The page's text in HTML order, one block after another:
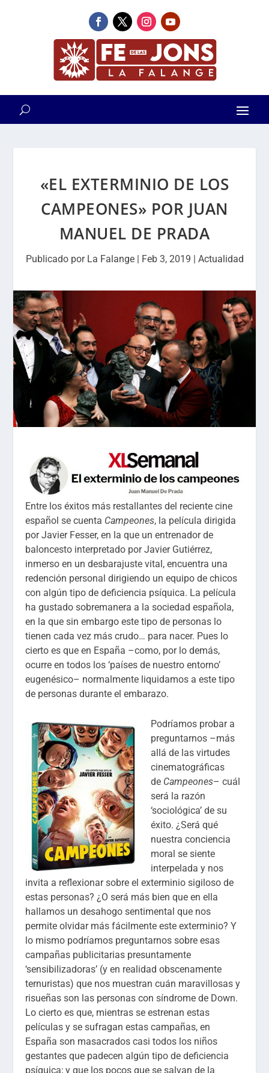
«EL EXTERMINIO DE LOS
CAMPEONES» POR JUAN
MANUEL DE PRADA
Publicado por La Falange| Feb 3, 2019 | Actualidad
Entre los éxitos más restallantes del reciente cine
español se cuenta Campeones, la película dirigida
por Javier Fesser, en la que un entrenador de
baloncesto interpretado por Javier Gutiérrez,
inmerso en un desbarajuste vital, encuentra una
redención personal dirigiendo un equipo de chicos
con algún tipo de deficiencia psíquica. La película
ha gustado sobremanera a la sociedad española,
en la que sin embargo este tipo de personas lo
tienen cada vez más crudo… para nacer. Pues lo
cierto es que en España –como, por lo demás,
ocurre en todos los ‘países de nuestro entorno’
eugenésico– normalmente liquidamos a este tipo
de personas durante el embarazo.
Podríamos probar a
preguntarnos –más
allá de las virtudes
cinematográficas
de Campeones– cuál
será la razón
‘sociológica’ de su
éxito. ¿Será qué
nuestra conciencia
moral se siente
interpelada y nos
invita a reflexionar sobre el exterminio sigiloso de
estas personas? ¿O será más bien que en ella
hallamos un desahogo sentimental que nos
permite olvidar más fácilmente este exterminio? Y
lo mismo podríamos preguntarnos sobre esas
campañas publicitarias presuntamente
‘sensibilizadoras’ (y en realidad obscenamente
ternuristas) que nos muestran cuán maravillosas y
risueñas son las personas con síndrome de Down.
Lo cierto es que, mientras se estrenan estas
películas y se sufragan estas campañas, en
España son masacrados casi todos los niños
gestantes que padecen algún tipo de deficiencia
psíquica; y que los pocos que se salvan de la